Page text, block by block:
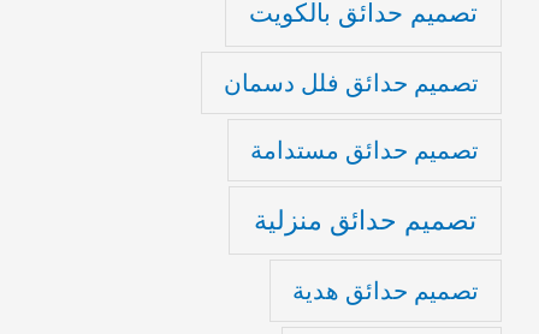
تصميم حدائق بالكويت
تصميم حدائق فلل دسمان
تصميم حدائق مستدامة
تصميم حدائق منزلية
تصميم حدائق هدية